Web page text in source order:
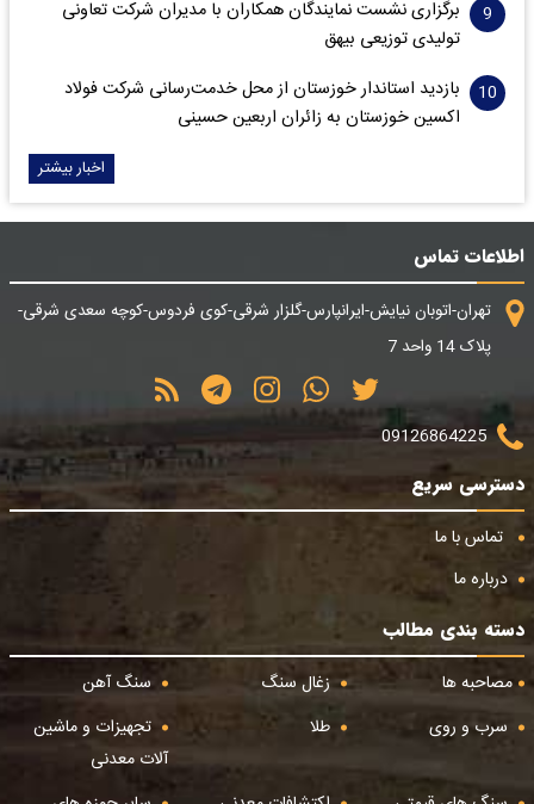
برگزاری نشست نمایندگان همکاران با مدیران شرکت تعاونی
تولیدی توزیعی بیهق
بازدید استاندار خوزستان از محل خدمت‌رسانی شرکت فولاد
اکسین خوزستان به زائران اربعین حسینی
اخبار بیشتر
اطلاعات تماس
تهران-اتوبان نیایش-ایرانپارس-گلزار شرقی-کوی فردوس-کوچه سعدی شرقی-
پلاک 14 واحد 7
09126864225
دسترسی سریع
تماس با ما
درباره ما
دسته بندی مطالب
مصاحبه ها
زغال سنگ
سنگ آهن
سرب و روی
طلا
تجهیزات و ماشین
آلات معدنی